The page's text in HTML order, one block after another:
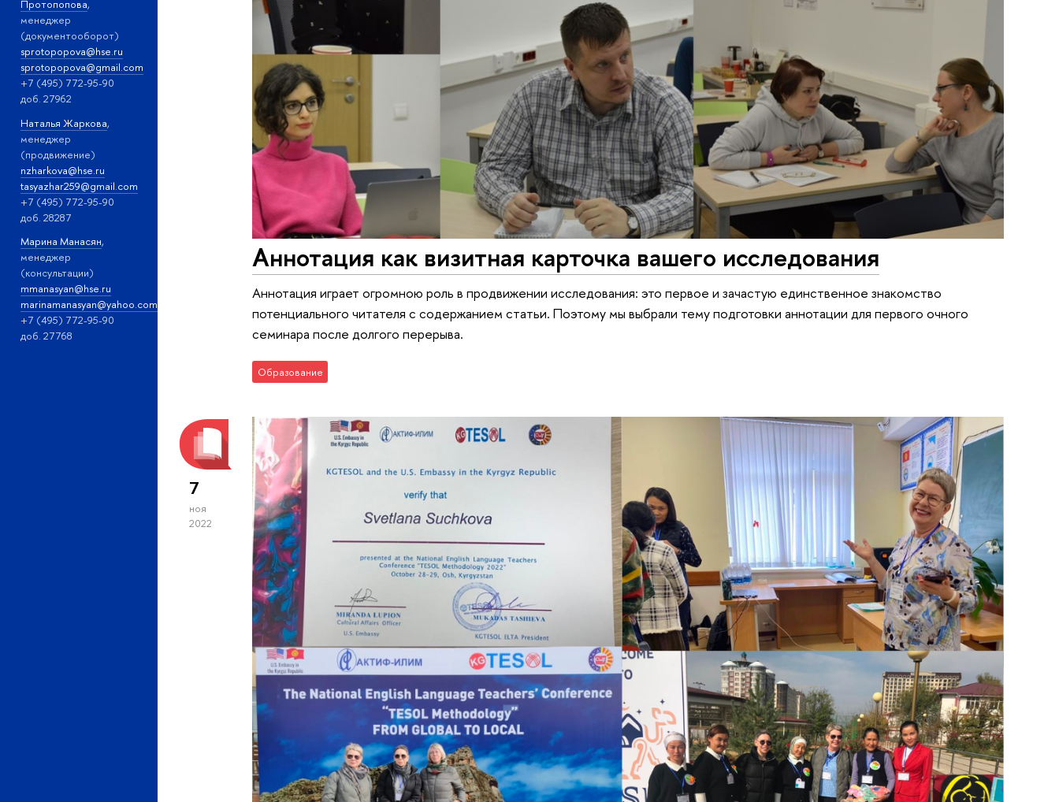
Протопопова,
менеджер
(документооборот)
sprotopopova@hse.ru
sprotopopova@gmail.com
+7 (495) 772-95-90
доб. 27962
Наталья Жаркова,
менеджер
(продвижение)
nzharkova@hse.ru
tasyazhar259@gmail.com
+7 (495) 772-95-90
доб. 28287
Марина Манасян,
менеджер
(консультации)
mmanasyan@hse.ru
marinamanasyan@yahoo.com
+7 (495) 772-95-90
доб. 27768
Аннотация как визитная карточка вашего исследования
Аннотация играет огромною роль в продвижении исследования: это первое и зачастую единственное знакомство
потенциального читателя с содержанием статьи. Поэтому мы выбрали тему подготовки аннотации для первого очного
семинара после долгого перерыва.
Образование
7
ноя
2022